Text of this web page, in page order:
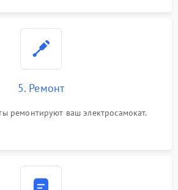
5. Ремонт
ремонтируют ваш электросамокат.